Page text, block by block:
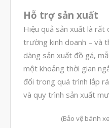
Hỗ trợ sản xuất
Hiệu quả sản xuất là
trường kinh doanh – và
dàng sản xuất đồ gá,
một khoảng thời gian
đổi trong quá trình lắp
và quy trình sản xuất
(Bảo vệ bánh